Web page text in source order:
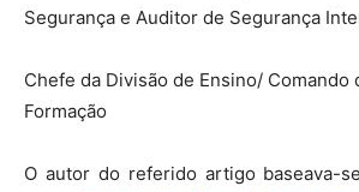
Segurança e Auditor de Segurança
Chefe da Divisão de Ensino/ Comando
Formação
O autor do referido artigo baseava-